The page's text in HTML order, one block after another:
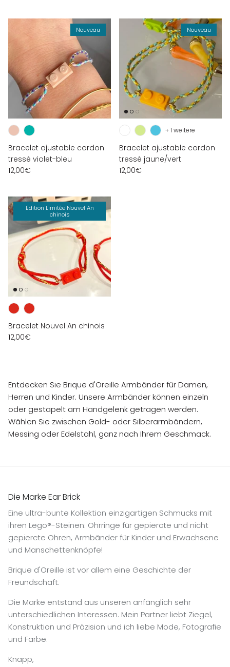
Nouveau
Bracelet ajustable cordon
tressé violet-bleu
12,00€
Nouveau
Bracelet ajustable cordon
tressé jaune/vert
12,00€
+ 1 weitere
Edition Limitée Nouvel An
chinois
Bracelet Nouvel An chinois
12,00€
Entdecken Sie Brique d'Oreille Armbänder für Damen,
Herren und Kinder. Unsere Armbänder können einzeln
oder gestapelt am Handgelenk getragen werden.
Wählen Sie zwischen Gold- oder Silberarmbändern,
Messing oder Edelstahl, ganz nach Ihrem Geschmack.
Die Marke Ear Brick
Eine ultra-bunte Kollektion einzigartigen Schmucks mit
ihren Lego®-Steinen: Ohrringe für gepiercte und nicht
gepiercte Ohren, Armbänder für Kinder und Erwachsene
und Manschettenknöpfe!
Brique d'Oreille ist vor allem eine Geschichte der
Freundschaft.
Die Marke entstand aus unseren anfänglich sehr
unterschiedlichen Interessen. Mein Partner liebt Ziegel,
Konstruktion und Präzision und ich liebe Mode, Fotografie
und Farbe.
Knapp,